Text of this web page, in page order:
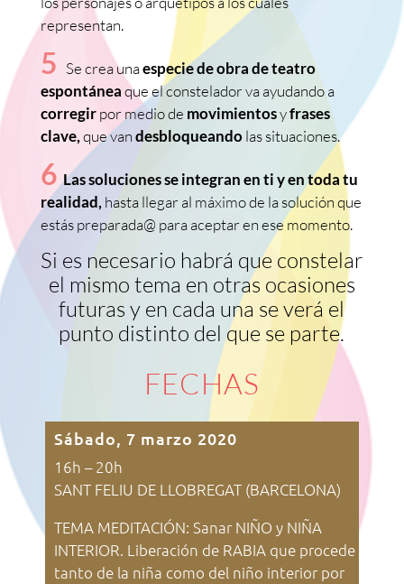
representan.
5 Se crea unaespecie de obra de teatro
espontáneaque el constelador va ayudando a
corregirpor medio de movimientosyfrases
clave,que vandesbloqueandolas situaciones.
6Las soluciones se integran en ti y en toda tu
realidad, hasta llegar al máximo de la solución que
estás preparada@ para aceptar en ese momento.
Si es necesario habrá que constelar
el mismo tema en otras ocasiones
futuras y en cada una se verá el
punto distinto del que se parte.
FECHAS
Sábado, 7 marzo 2020
16h – 20h
SANT FELIU DE LLOBREGAT (BARCELONA)
TEMA MEDITACIÓN: Sanar NIÑO y NIÑA
INTERIOR. Liberación de RABIA que procede
tanto de la niña como del niño interior por